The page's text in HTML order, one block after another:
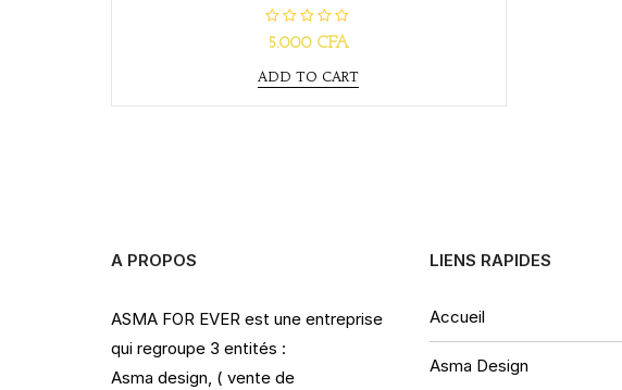
R
a
e
d
5.000CFA
ADD TO CART
A PROPOS
ASMA FOR EVER est une entreprise
qui regroupe 3 entités :
Asma design, ( vente de
LIENS RAPIDES
Accueil
Asma Design